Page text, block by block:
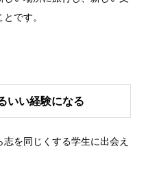
です。
いい経験になる
を同じくする学生に出会え